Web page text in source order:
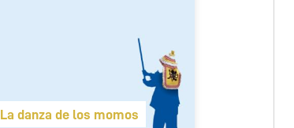
La danza de los momos